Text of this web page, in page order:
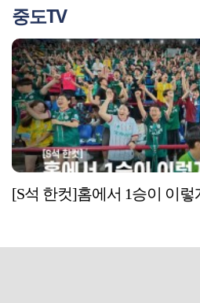
중도TV
[S석 한컷]홈에서 1승이 이